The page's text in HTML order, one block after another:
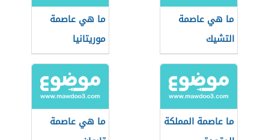
ما هي عاصمة
التشيك
ما هي عاصمة
موريتانيا
ما عاصمة المملكة
ما هي عاصمة